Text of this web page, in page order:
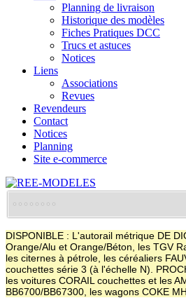
Planning de livraison
Historique des modèles
Fiches Pratiques DCC
Trucs et astuces
Notices
Liens
Associations
Revues
Revendeurs
Contact
Notices
Planning
Site e-commerce
DISPONIBLE : L'autorail métrique DE
Orange/Alu et Orange/Béton, les TGV
les citernes à pétrole, les céréaliers
couchettes série 3 (à l'échelle N).
les voitures CORAIL couchettes et les
BB6700/BB67300, les wagons COKE